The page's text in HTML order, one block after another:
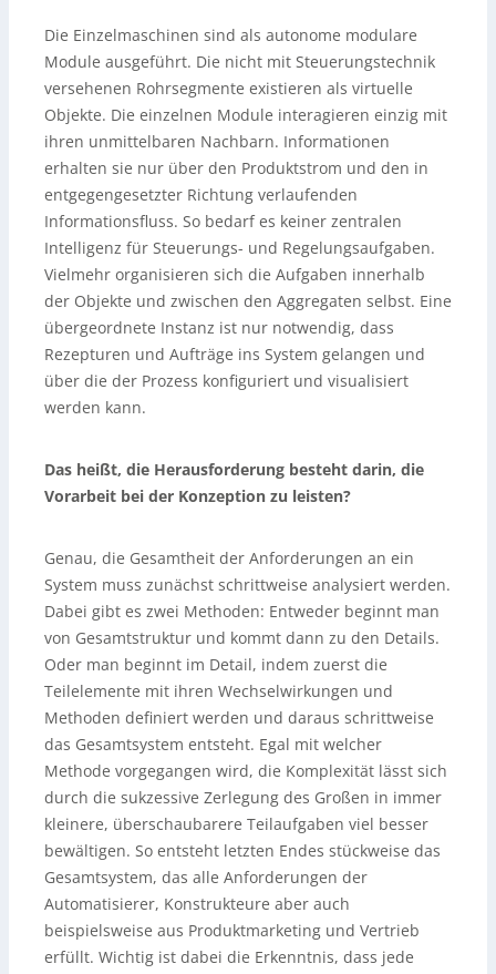
Die Einzelmaschinen sind als autonome modulare
Module ausgeführt. Die nicht mit Steuerungstechnik
versehenen Rohrsegmente existieren als virtuelle
Objekte. Die einzelnen Module interagieren einzig mit
ihren unmittelbaren Nachbarn. Informationen
erhalten sie nur über den Produktstrom und den in
entgegengesetzter Richtung verlaufenden
Informationsfluss. So bedarf es keiner zentralen
Intelligenz für Steuerungs- und Regelungsaufgaben.
Vielmehr organisieren sich die Aufgaben innerhalb
der Objekte und zwischen den Aggregaten selbst. Eine
übergeordnete Instanz ist nur notwendig, dass
Rezepturen und Aufträge ins System gelangen und
über die der Prozess konfiguriert und visualisiert
werden kann.
Das heißt, die Herausforderung besteht darin, die
Vorarbeit bei der Konzeption zu leisten?
Genau, die Gesamtheit der Anforderungen an ein
System muss zunächst schrittweise analysiert werden.
Dabei gibt es zwei Methoden: Entweder beginnt man
von Gesamtstruktur und kommt dann zu den Details.
Oder man beginnt im Detail, indem zuerst die
Teilelemente mit ihren Wechselwirkungen und
Methoden definiert werden und daraus schrittweise
das Gesamtsystem entsteht. Egal mit welcher
Methode vorgegangen wird, die Komplexität lässt sich
durch die sukzessive Zerlegung des Großen in immer
kleinere, überschaubarere Teilaufgaben viel besser
bewältigen. So entsteht letzten Endes stückweise das
Gesamtsystem, das alle Anforderungen der
Automatisierer, Konstrukteure aber auch
beispielsweise aus Produktmarketing und Vertrieb
erfüllt. Wichtig ist dabei die Erkenntnis, dass jede